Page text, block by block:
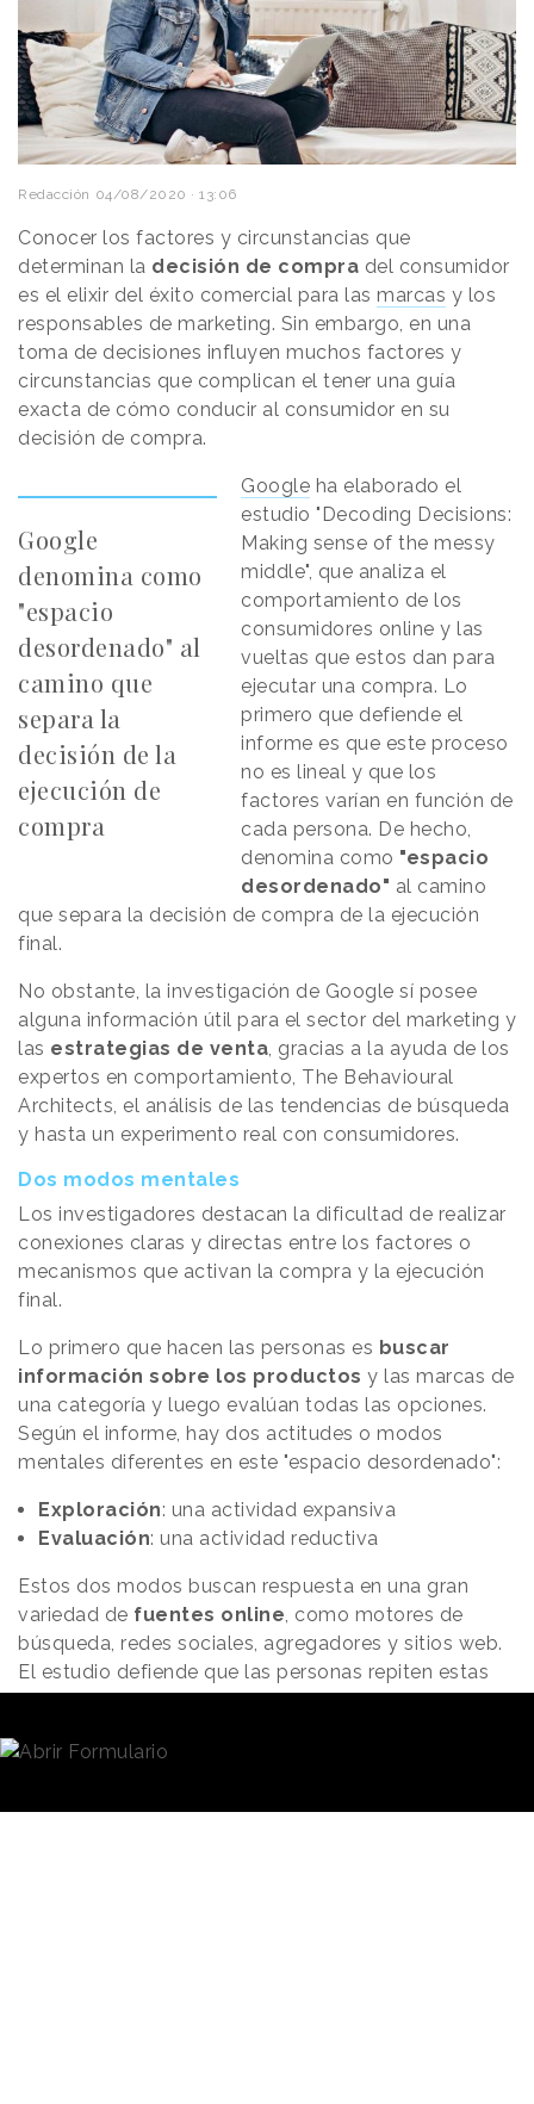
Redacción 04/08/2020 · 13:06
Conocer los factores y circunstancias que
determinan la decisión de compra del consumidor
es el elixir del éxito comercial para las marcas y los
responsables de marketing. Sin embargo, en una
toma de decisiones influyen muchos factores y
circunstancias que complican el tener una guía
exacta de cómo conducir al consumidor en su
decisión de compra.
Google
denomina como
"espacio
desordenado" al
camino que
separa la
decisión de la
ejecución de
compra
Google ha elaborado el
estudio "Decoding Decisions:
Making sense of the messy
middle", que analiza el
comportamiento de los
consumidores online y las
vueltas que estos dan para
ejecutar una compra. Lo
primero que defiende el
informe es que este proceso
no es lineal y que los
factores varían en función de
cada persona. De hecho,
denomina como "espacio
desordenado" al camino
que separa la decisión de compra de la ejecución
final.
No obstante, la investigación de Google sí posee
alguna información útil para el sector del marketing y
las estrategias de venta, gracias a la ayuda de los
expertos en comportamiento, The Behavioural
Architects, el análisis de las tendencias de búsqueda
y hasta un experimento real con consumidores.
Dos modos mentales
Los investigadores destacan la dificultad de realizar
conexiones claras y directas entre los factores o
mecanismos que activan la compra y la ejecución
final.
Lo primero que hacen las personas es buscar
información sobre los productos y las marcas de
una categoría y luego evalúan todas las opciones.
Según el informe, hay dos actitudes o modos
mentales diferentes en este "espacio desordenado":
Exploración: una actividad expansiva
Evaluación: una actividad reductiva
Estos dos modos buscan respuesta en una gran
variedad de fuentes online, como motores de
búsqueda, redes sociales, agregadores y sitios web.
El estudio defiende que las personas repiten estas
compra.